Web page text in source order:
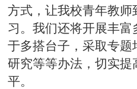
方式，让我校青年教
习。我们还将开展丰富
于多搭台子，采取专
研究等等办法，切实
平。